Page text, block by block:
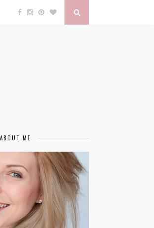
ABOUT ME